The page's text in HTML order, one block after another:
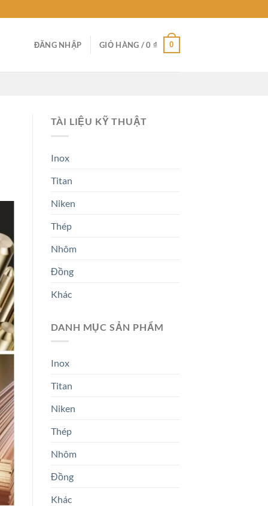
ĐĂNG NHẬP GIỎ HÀNG /0 ₫ 0
TÀI LIỆU KỸ THUẬT
Inox
Titan
Niken
Thép
Nhôm
Đồng
Khác
DANH MỤC SẢN PHẨM
Inox
Titan
Niken
Thép
Nhôm
Đồng
Khác